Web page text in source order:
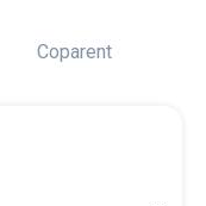
Coparent